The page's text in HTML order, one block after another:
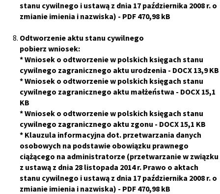
stanu cywilnego i ustawą z dnia 17 października 2008 r. o
zmianie imienia i nazwiska) - PDF 470,98 kB
Odtworzenie aktu stanu cywilnego
pobierz wniosek:
*Wniosek o odtworzenie w polskich księgach stanu
cywilnego zagranicznego aktu urodzenia - DOCX 13,9 KB
*Wniosek o odtworzenie w polskich księgach stanu
cywilnego zagranicznego aktu małżeństwa - DOCX 15,1
KB
*Wniosek o odtworzenie w polskich księgach stanu
cywilnego zagranicznego aktu zgonu - DOCX 15,1 KB
* Klauzula informacyjna dot. przetwarzania danych
osobowych na podstawie obowiązku prawnego
ciążącego na administratorze (przetwarzanie w związku
z ustawą z dnia 28 listopada 2014 r. Prawo o aktach
stanu cywilnego i ustawą z dnia 17 października 2008 r. o
zmianie imienia i nazwiska) - PDF 470,98 kB